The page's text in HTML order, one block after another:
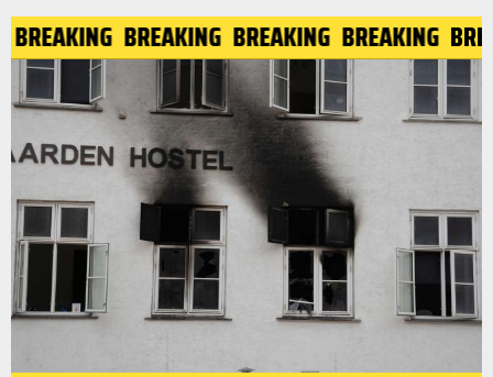
BREAKING BREAKING BREAKING BREAKING